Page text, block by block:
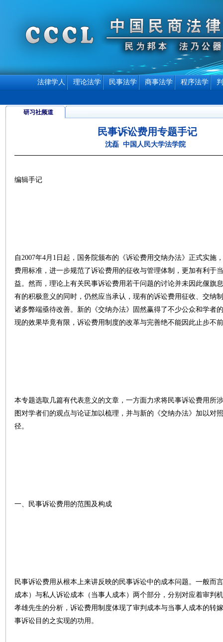
法律学人 理论法学 民事法学 商事法学 程序法学
研习社频道
民事诉讼费用专题手记
沈磊 中国人民大学法学院
编辑手记
自2007年4月1日起，国务院颁布的《诉讼费用交纳办法》正式实施
费用标准，进一步规范了诉讼费用的征收与管理体制，更加有利于
益。然而，理论上有关民事诉讼费用若干问题的讨论并未因此偃旗
有的积极意义的同时，仍然应当承认，现有的诉讼费用征收、交纳
诸多弊端亟待改善。新的《交纳办法》固然赢得了不少公众和学者
现的效果毕竟有限，诉讼费用制度的改革与完善绝不能因此止步不
本专题选取几篇有代表意义的文章，一方面力求将民事诉讼费用所
图对学者们的观点与论证加以梳理，并与新的《交纳办法》加以对
径。
一、民事诉讼费用的范围及构成
民事诉讼费用从根本上来讲反映的民事诉讼中的成本问题。一般而
成本）与私人诉讼成本（当事人成本）两个部分，分别对应着审判
孝雄先生的分析，诉讼费用制度体现了审判成本与当事人成本的转
事诉讼目的之实现的功用。